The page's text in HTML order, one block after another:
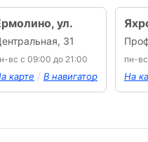
ул.
31
вс с 09:00 до 21:00
карте / В навигатор
пн-
На